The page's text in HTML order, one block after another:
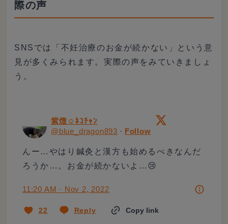
際の声
SNSでは「不妊治療のお金が続かない」という意
見が多くみられます。実際の声をみていきましょ
う。
紫燬☺︎ﾈｺﾁｬﾝ
@blue_dragon893 · Follow
んー…やはり鍼灸と漢方も始めるべきなんだ
ろうか…。お金が続かないよ…😢
11:20 AM · Nov 2, 2022
22 Reply Copy link